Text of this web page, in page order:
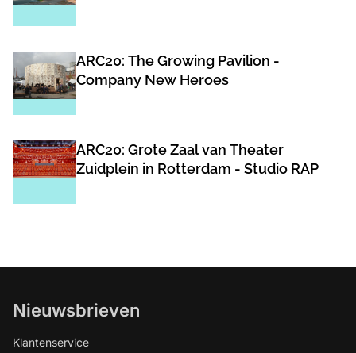
ARC20: The Growing Pavilion -
Company New Heroes
ARC20: Grote Zaal van Theater
Zuidplein in Rotterdam - Studio RAP
Nieuwsbrieven
Klantenservice